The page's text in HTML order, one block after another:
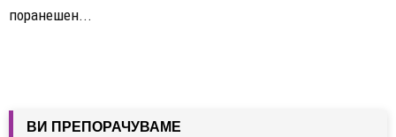
поранешен...
ВИ ПРЕПОРАЧУВАМЕ